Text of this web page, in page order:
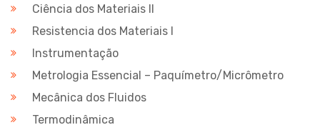
Ciência dos Materiais II
Resistencia dos Materiais I
Instrumentação
Metrologia Essencial – Paquímetro/Micrômetro
Mecânica dos Fluidos
Termodinâmica